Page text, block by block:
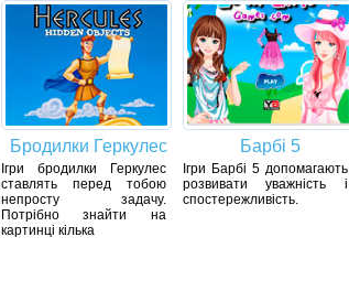
Бродилки Геркулес
Ігри бродилки Геркулес
ставлять перед тобою
непросту задачу.
Потрібно знайти на
картинці кілька
Барбі 5
Ігри Барбі 5 допомагають
розвивати уважність і
спостережливість.